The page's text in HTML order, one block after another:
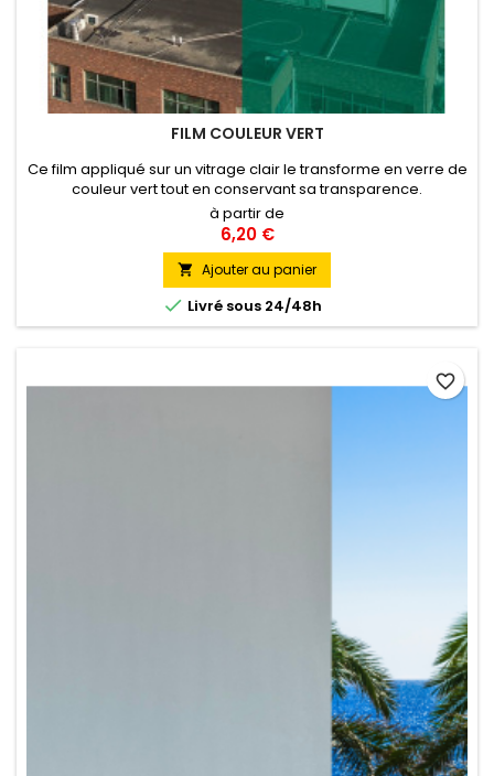
FILM COULEUR VERT
Ce film appliqué sur un vitrage clair le transforme en verre de
couleur vert tout en conservant sa transparence.
à partir de
6,20 €
 Ajouter au panier
 Livré sous 24/48h
favorite_border